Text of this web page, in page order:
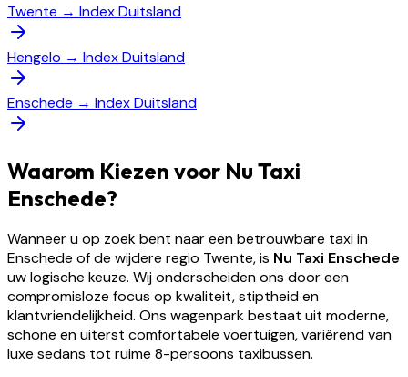
Twente → Index Duitsland
Hengelo → Index Duitsland
Enschede → Index Duitsland
Waarom Kiezen voor Nu Taxi
Enschede?
Wanneer u op zoek bent naar een betrouwbare taxi in
Enschede of de wijdere regio Twente, is Nu Taxi Enschede
uw logische keuze. Wij onderscheiden ons door een
compromisloze focus op kwaliteit, stiptheid en
klantvriendelijkheid. Ons wagenpark bestaat uit moderne,
schone en uiterst comfortabele voertuigen, variërend van
luxe sedans tot ruime 8-persoons taxibussen.